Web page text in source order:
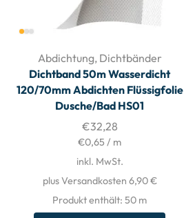
Abdichtung, Dichtbänder
Dichtband 50m Wasserdicht
120/70mm Abdichten Flüssigfolie
Dusche/Bad HS01
€32,28
€0,65 / m
inkl. MwSt.
plus Versandkosten 6,90 €
Produkt enthält: 50 m